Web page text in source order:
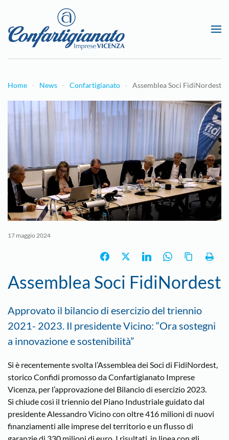
Passa al contenuto principale
Home News Confartigianato Assemblea Soci FidiNordest
17 maggio 2024
Assemblea Soci FidiNordest
Approvato il bilancio di esercizio del triennio
2021- 2023. Il presidente Vicino: “Ora sostegni
a innovazione e sostenibilità”
Si è recentemente svolta l’Assemblea dei Soci di FidiNordest,
storico Confidi promosso da Confartigianato Imprese
Vicenza, per l’approvazione del Bilancio di esercizio 2023.
Si chiude così il triennio del Piano Industriale guidato dal
presidente Alessandro Vicino con oltre 416 milioni di nuovi
finanziamenti alle imprese del territorio e un flusso di